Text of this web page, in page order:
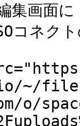
集画面に
コネク
~/
o/